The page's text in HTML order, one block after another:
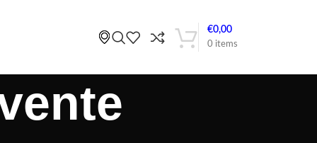
0 items
€0,00